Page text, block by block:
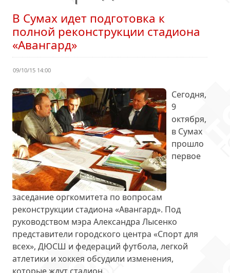
В Сумах идет подготовка к
полной реконструкции стадиона
«Авангард»
09/10/15 14:00
Сегодня,
9
октября,
в Сумах
прошло
первое
заседание оргкомитета по вопросам
реконструкции стадиона «Авангард». Под
руководством мэра Александра Лысенко
представители городского центра «Спорт для
всех», ДЮСШ и федераций футбола, легкой
атлетики и хоккея обсудили изменения,